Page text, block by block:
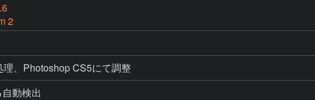
2
、Photoshop CS5にて調整
動検出